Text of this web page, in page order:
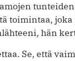
toimintaa,
hän
Se, että